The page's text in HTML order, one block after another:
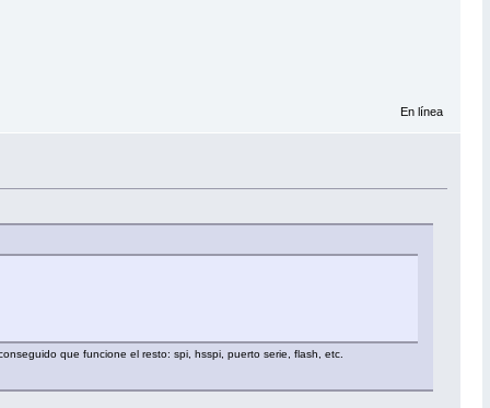
En línea
que funcione el resto: spi, hsspi, puerto serie, flash, etc.